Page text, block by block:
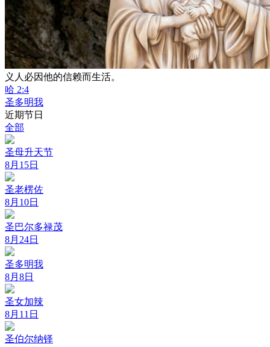
义人必因他的信赖而生活。
哈 2:4
圣多明我
近期节日
全部
圣母升天节
8月15日
圣老楞佐
8月10日
圣巴尔多禄茂
8月24日
圣多明我
8月8日
圣女加辣
8月11日
圣伯尔纳铎